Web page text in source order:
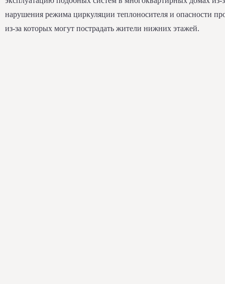
нарушения режима циркуляции теплоносителя и опасности
из-за которых могут пострадать жители нижних этажей.